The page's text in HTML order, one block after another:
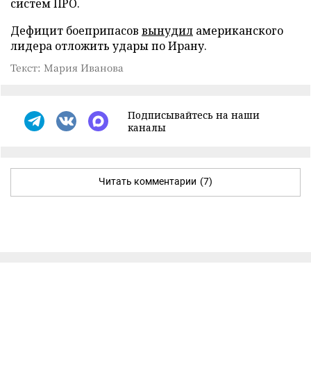
систем ПРО.
Дефицит боеприпасов вынудил американского
лидера отложить удары по Ирану.
Текст: Мария Иванова
Подписывайтесь на наши
каналы
Читать комментарии (7)